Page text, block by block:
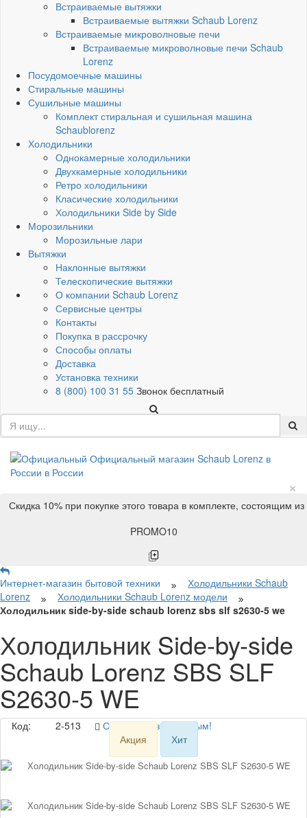
Встраиваемые вытяжки
Встраиваемые вытяжки Schaub Lorenz
Встраиваемые микроволновые печи
Встраиваемые микроволновые печи Schaub
Lorenz
Посудомоечные машины
Стиральные машины
Сушильные машины
Комплект стиральная и сушильная машина
Schaublorenz
Холодильники
Однокамерные холодильники
Двухкамерные холодильники
Ретро холодильники
Класические холодильники
Холодильники Side by Side
Морозильники
Морозильные лари
Вытяжки
Наклонные вытяжки
Телескопические вытяжки
О компании Schaub Lorenz
Сервисные центры
Контакты
Покупка в рассрочку
Способы оплаты
Доставка
Установка техники
8 (800) 100 31 55 Звонок бесплатный
×
Скидка 10% при покупке этого товара в комплекте, состоящим
PROMO10
Интернет-магазин бытовой техники
Холодильники Schaub
Lorenz
Холодильники Schaub Lorenz модели
Холодильник side-by-side schaub lorenz sbs slf s2630-5 we
Холодильник Side-by-side
Schaub Lorenz SBS SLF
S2630-5 WE
Код: 2-513
Оставьте отзыв первым!
Акция
Хит